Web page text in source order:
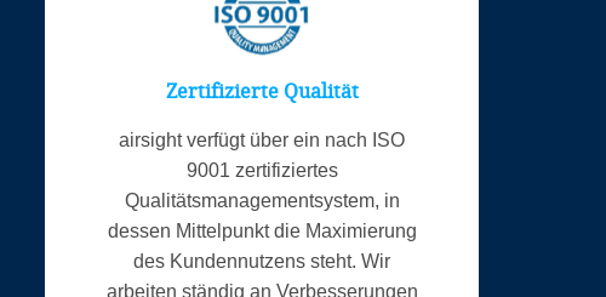
Zertifizierte Qualität
airsight verfügt über ein nach ISO
9001 zertifiziertes
Qualitätsmanagementsystem, in
dessen Mittelpunkt die Maximierung
des Kundennutzens steht. Wir
arbeiten ständig an Verbesserungen